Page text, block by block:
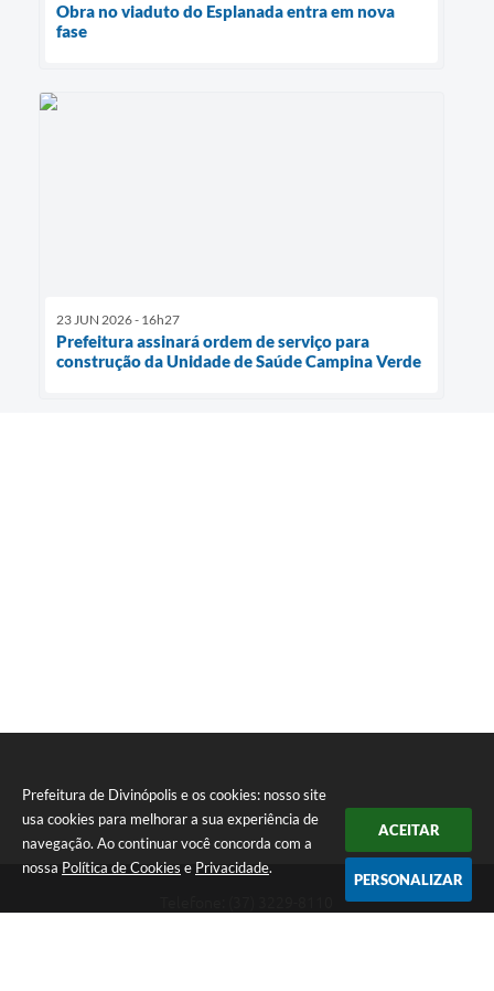
Prefeitura de Divinópolis e os cookies: nosso site
usa cookies para melhorar a sua experiência de
navegação. Ao continuar você concorda com a
nossa Política de Cookies e Privacidade.
ACEITAR
PERSONALIZAR
Obra no viaduto do Esplanada entra em nova
fase
23 JUN 2026 - 16h27
Prefeitura assinará ordem de serviço para
construção da Unidade de Saúde Campina Verde